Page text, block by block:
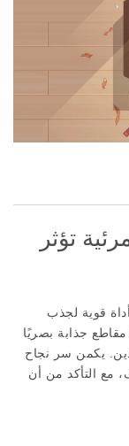
تؤثر
قوية لجذب
جذابة بصريًا
يكمن سر نجاح
مع التأكد من أن